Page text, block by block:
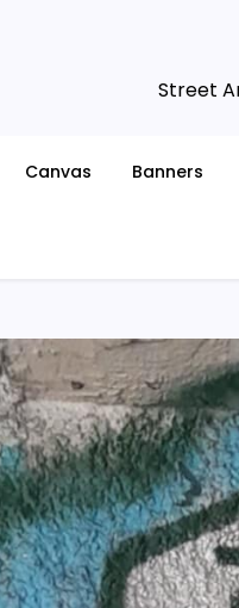
Street
Canvas Banners